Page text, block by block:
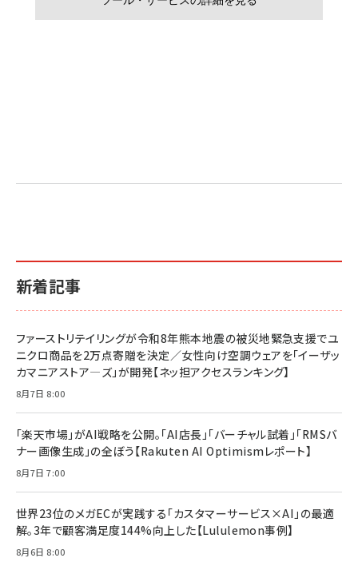
新着記事
ファーストリテイリングが令和8年熊本地震の被災地緊急支援でユ
ニクロ商品を2万点寄贈を決定／女性向け空調ウェアを「イーザッ
カマニアストア―ズ」が開発【ネッ担アクセスランキング】
8月7日 8:00
「楽天市場」がAI戦略を公開。「AI店長」「バーチャル試着」「RMSバ
ナー画像生成」の全ぼう【Rakuten AI Optimismレポート】
8月7日 7:00
世界23位のメガECが実践する「カスタマーサービス×AI」の最適
解。3年で顧客満足度144%向上した【Lululemon事例】
8月6日 8:00